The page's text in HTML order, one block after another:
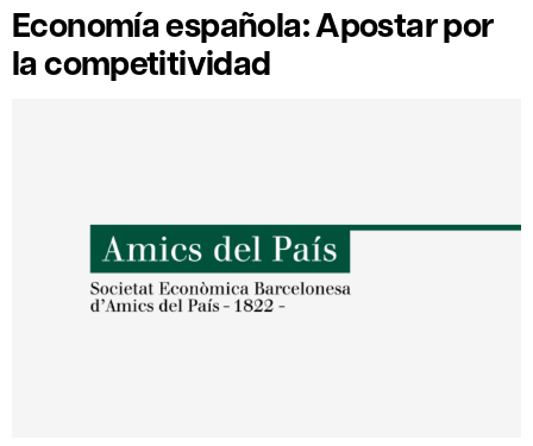
Economía española: Apostar por
la competitividad